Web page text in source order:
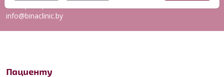
info@binaclinic.by
Пациенту